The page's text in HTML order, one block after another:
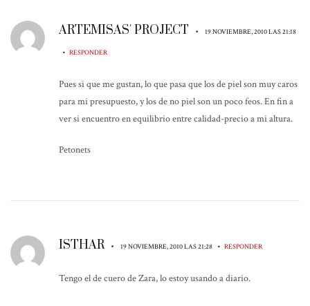
ARTEMISAS' PROJECT • 19 NOVIEMBRE, 2010 LAS 21:18
• RESPONDER
Pues si que me gustan, lo que pasa que los de piel son muy caros
para mi presupuesto, y los de no piel son un poco feos. En fin a
ver si encuentro en equilibrio entre calidad-precio a mi altura.
Petonets
ISTHAR • 19 NOVIEMBRE, 2010 LAS 21:28 • RESPONDER
Tengo el de cuero de Zara, lo estoy usando a diario.